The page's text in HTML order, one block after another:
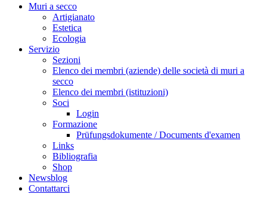
Muri a secco
Artigianato
Estetica
Ecologia
Servizio
Sezioni
Elenco dei membri (aziende) delle società di muri a
secco
Elenco dei membri (istituzioni)
Soci
Login
Formazione
Prüfungsdokumente / Documents d'examen
Links
Bibliografia
Shop
Newsblog
Contattarci